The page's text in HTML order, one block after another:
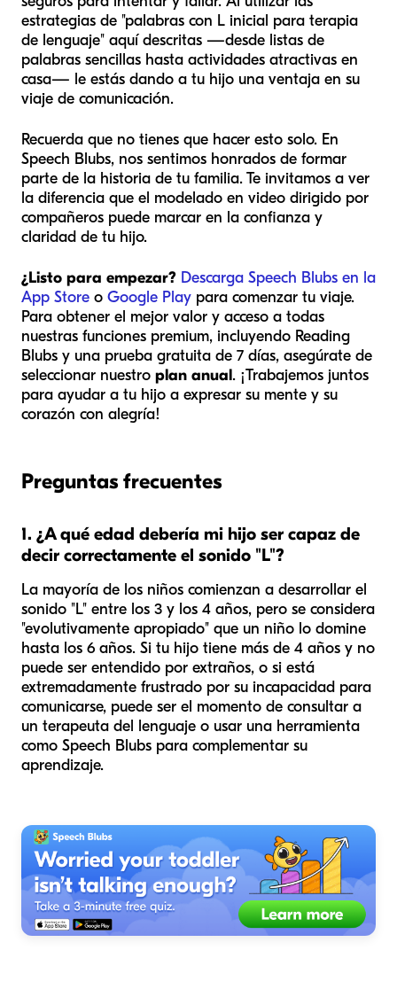
estrategias de "palabras con L inicial para terapia
de lenguaje" aquí descritas —desde listas de
palabras sencillas hasta actividades atractivas en
casa— le estás dando a tu hijo una ventaja en su
viaje de comunicación.
Recuerda que no tienes que hacer esto solo. En
Speech Blubs, nos sentimos honrados de formar
parte de la historia de tu familia. Te invitamos a ver
la diferencia que el modelado en video dirigido por
compañeros puede marcar en la confianza y
claridad de tu hijo.
¿Listo para empezar? Descarga Speech Blubs en la
App Store o Google Play para comenzar tu viaje.
Para obtener el mejor valor y acceso a todas
nuestras funciones premium, incluyendo Reading
Blubs y una prueba gratuita de 7 días, asegúrate de
seleccionar nuestro plan anual. ¡Trabajemos juntos
para ayudar a tu hijo a expresar su mente y su
corazón con alegría!
Preguntas frecuentes
1. ¿A qué edad debería mi hijo ser capaz de
decir correctamente el sonido "L"?
La mayoría de los niños comienzan a desarrollar el
sonido "L" entre los 3 y los 4 años, pero se considera
"evolutivamente apropiado" que un niño lo domine
hasta los 6 años. Si tu hijo tiene más de 4 años y no
puede ser entendido por extraños, o si está
extremadamente frustrado por su incapacidad para
comunicarse, puede ser el momento de consultar a
un terapeuta del lenguaje o usar una herramienta
como Speech Blubs para complementar su
aprendizaje.